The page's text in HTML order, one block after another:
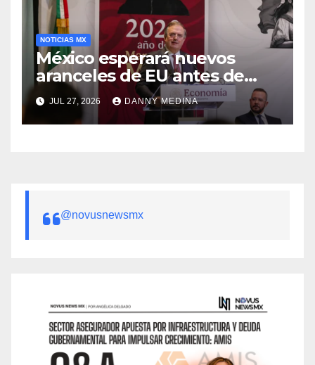
NOTICIAS MX
México esperará nuevos
aranceles de EU antes de
volver a negociar el T-MEC:
Ebrard
JUL 27, 2026 DANNY MEDINA
@novusnewsmx